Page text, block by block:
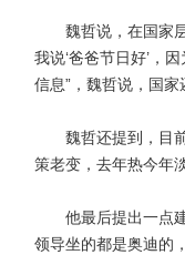
魏哲说，在国家层
我说‘爸爸节日好’，
信息”，魏哲说，国
魏哲还提到，目前
策老变，去年热今年
他最后提出一点建
领导坐的都是奥迪的